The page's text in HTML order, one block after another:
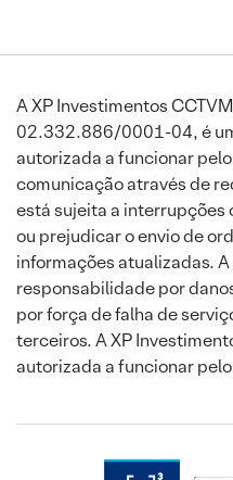
A XP Investimentos
02.332.886/0001-04, é
autorizada a funcionar
comunicação através de
está sujeita a interrupções
ou prejudicar o envio de
informações atualizadas.
responsabilidade por
por força de falha de
terceiros. A XP
autorizada a funcionar